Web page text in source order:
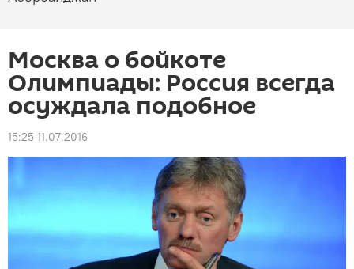
Москва о бойкоте
Олимпиады: Россия всегда
осуждала подобное
15:25 11.07.2016